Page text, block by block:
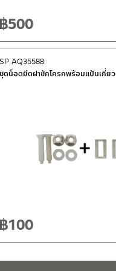
฿500
ชุดน็อตยึดฝาชักโครกพร้อมแป้นเกี่ยว
SP AQ35588
฿100